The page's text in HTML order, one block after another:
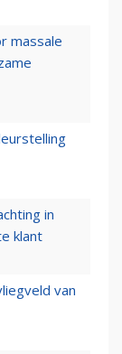
massale
in
klant
van